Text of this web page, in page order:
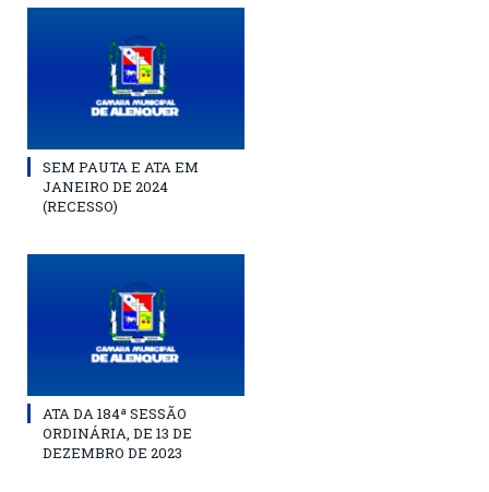
SEM PAUTA E ATA EM
JANEIRO DE 2024
(RECESSO)
ATA DA 184ª SESSÃO
ORDINÁRIA, DE 13 DE
DEZEMBRO DE 2023